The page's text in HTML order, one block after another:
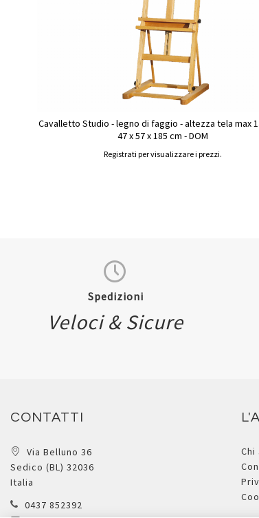
Cavalletto Studio - legno di faggio - altezza tela max
47 x 57 x 185 cm - DOM
Registrati per visualizzare i prezzi.
Spedizioni
Veloci & Sicure
CONTATTI
Via Belluno 36
Sedico (BL) 32036
Italia
0437 852392
Chi